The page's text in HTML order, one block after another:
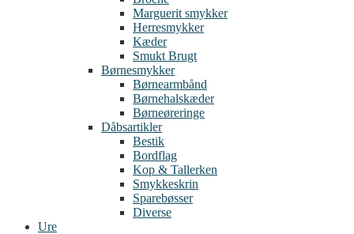
Marguerit smykker
Herresmykker
Kæder
Smukt Brugt
Børnesmykker
Børnearmbånd
Børnehalskæder
Børneøreringe
Dåbsartikler
Bestik
Bordflag
Kop & Tallerken
Smykkeskrin
Sparebøsser
Diverse
Ure